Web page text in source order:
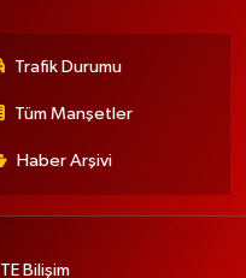
Trafik Durumu
Tüm Manşetler
Haber Arşivi
TE Bilişim